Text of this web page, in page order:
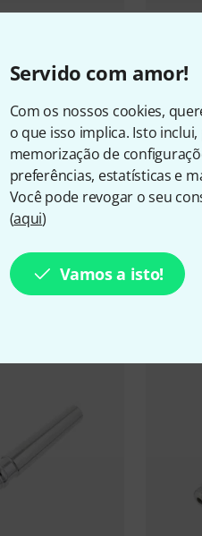
Servido com amor!
Com os nossos cookies,
o que isso implica. Isto
memorização de
preferências, estatísticas e
Você pode revogar o seu
(aqui)
Vamos a isto!
€ 135